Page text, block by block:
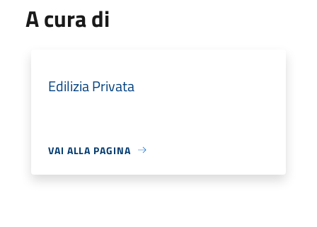
A cura di
Edilizia Privata
VAI ALLA PAGINA